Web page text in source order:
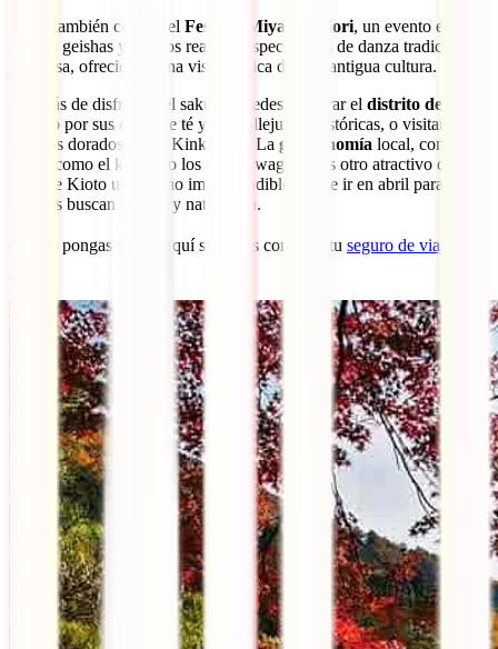
Kioto también celebra el Festival Miyako Odori, un evento en el
que las geishas y maikos realizan espectáculos de danza tradicional
japonesa, ofreciendo una visión única de esta antigua cultura.
Además de disfrutar del sakura, puedes explorar el distrito de Gion
famoso por sus casas de té y sus callejuelas históricas, o visitar los
templos dorados como Kinkaku-ji. La gastronomía local, con
platos como el kaiseki o los dulces wagashi, es otro atractivo que
hace de Kioto un destino imprescindible donde ir en abril para
quienes buscan cultura y naturaleza.
👉 No pongas un pie aquí sin antes contratar tu seguro de viaje a